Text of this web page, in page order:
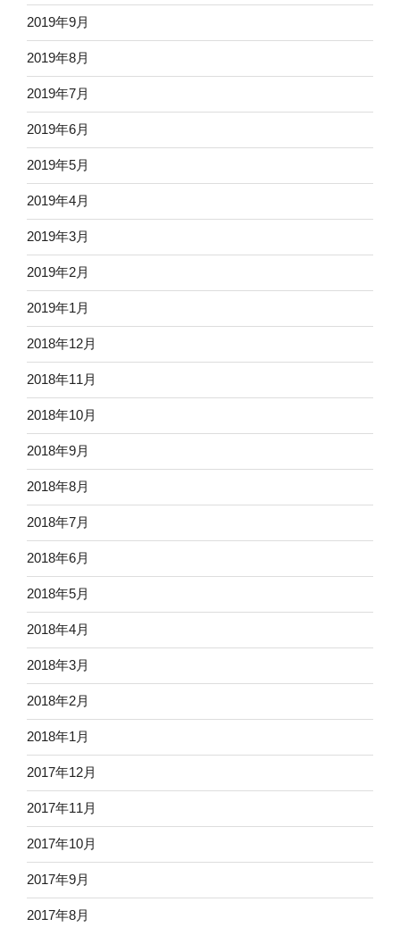
2019年9月
2019年8月
2019年7月
2019年6月
2019年5月
2019年4月
2019年3月
2019年2月
2019年1月
2018年12月
2018年11月
2018年10月
2018年9月
2018年8月
2018年7月
2018年6月
2018年5月
2018年4月
2018年3月
2018年2月
2018年1月
2017年12月
2017年11月
2017年10月
2017年9月
2017年8月